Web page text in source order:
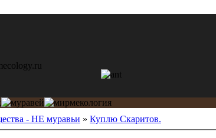
- НЕ муравьи » Куплю Скаритов.